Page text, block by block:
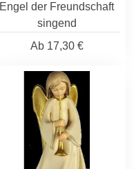
Engel der Freundschaft
singend
Ab17,30 €